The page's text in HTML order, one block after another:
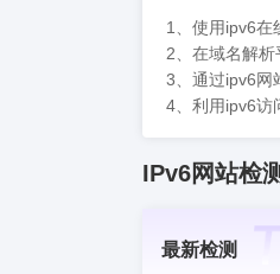
1、使用ipv6在
2、在域名解
3、通过ipv6网
4、利用ipv6访
IPv6网站检
最新检测